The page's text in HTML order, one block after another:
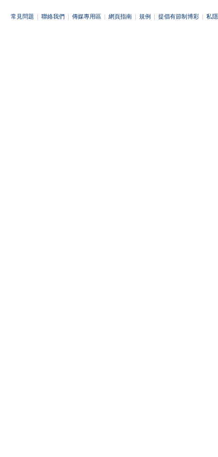
常見問題 聯絡我們 傳媒專用區 網頁指南 規例 提倡有節制博彩 私